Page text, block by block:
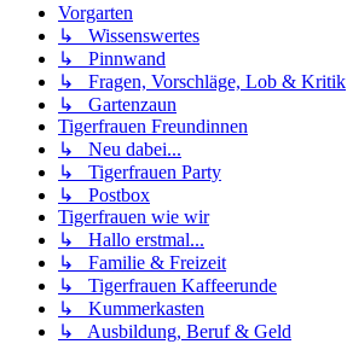
Vorgarten
↳ Wissenswertes
↳ Pinnwand
↳ Fragen, Vorschläge, Lob & Kritik
↳ Gartenzaun
Tigerfrauen Freundinnen
↳ Neu dabei...
↳ Tigerfrauen Party
↳ Postbox
Tigerfrauen wie wir
↳ Hallo erstmal...
↳ Familie & Freizeit
↳ Tigerfrauen Kaffeerunde
↳ Kummerkasten
↳ Ausbildung, Beruf & Geld